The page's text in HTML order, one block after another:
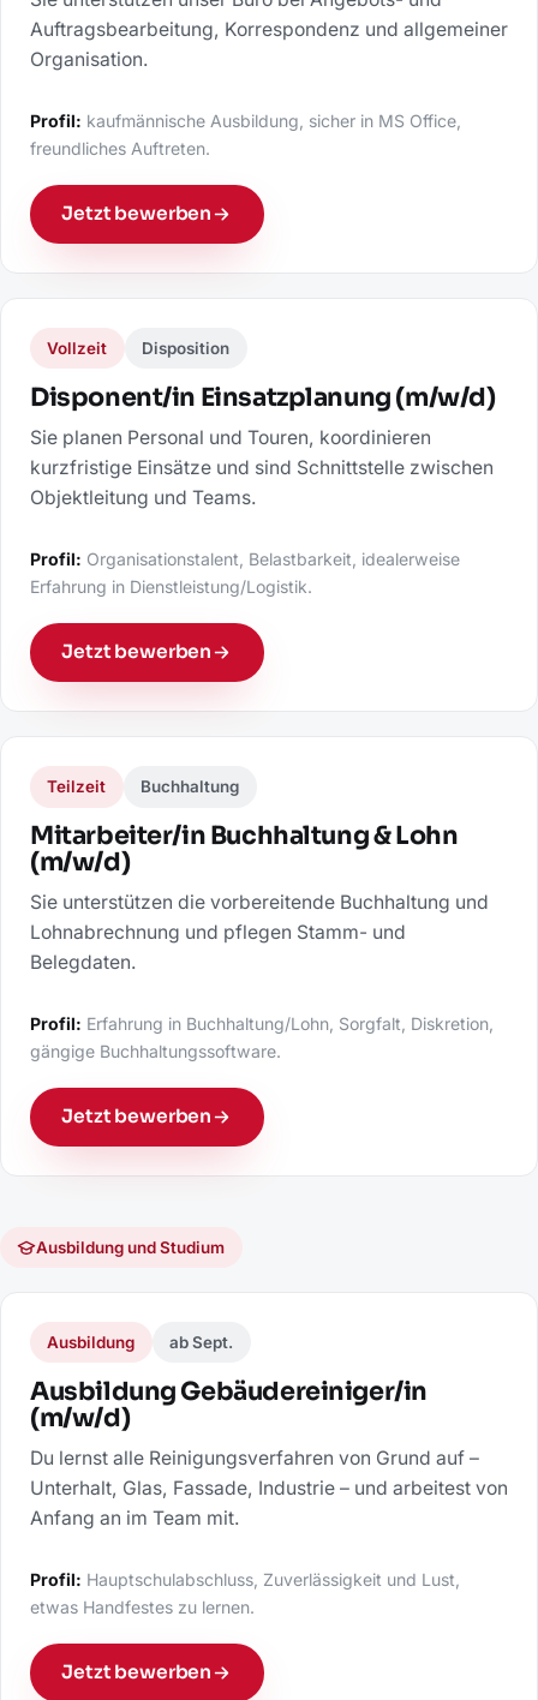
Auftragsbearbeitung, Korrespondenz und allgemeiner
Organisation.
Profil: kaufmännische Ausbildung, sicher in MS Office,
freundliches Auftreten.
Jetzt bewerben
Vollzeit Disposition
Disponent/in Einsatzplanung (m/w/d)
Sie planen Personal und Touren, koordinieren
kurzfristige Einsätze und sind Schnittstelle zwischen
Objektleitung und Teams.
Profil: Organisationstalent, Belastbarkeit, idealerweise
Erfahrung in Dienstleistung/Logistik.
Jetzt bewerben
Teilzeit Buchhaltung
Mitarbeiter/in Buchhaltung & Lohn
(m/w/d)
Sie unterstützen die vorbereitende Buchhaltung und
Lohnabrechnung und pflegen Stamm- und
Belegdaten.
Profil: Erfahrung in Buchhaltung/Lohn, Sorgfalt, Diskretion,
gängige Buchhaltungssoftware.
Jetzt bewerben
Ausbildung und Studium
Ausbildung ab Sept.
Ausbildung Gebäudereiniger/in
(m/w/d)
Du lernst alle Reinigungsverfahren von Grund auf –
Unterhalt, Glas, Fassade, Industrie – und arbeitest von
Anfang an im Team mit.
Profil: Hauptschulabschluss, Zuverlässigkeit und Lust,
etwas Handfestes zu lernen.
Jetzt bewerben